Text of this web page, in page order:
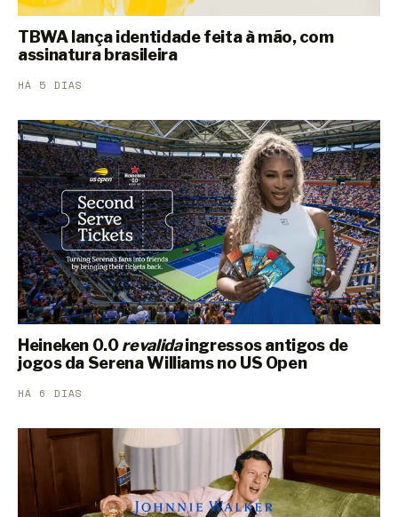
TBWA lança identidade feita à mão, com
assinatura brasileira
HÁ 5 DIAS
Heineken 0.0revalidaingressos antigos de
jogos da Serena Williams no US Open
HÁ 6 DIAS